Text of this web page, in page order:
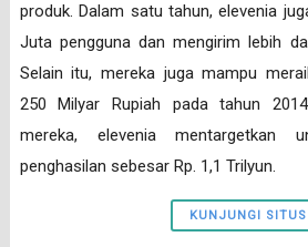
produk. Dalam satu tahun, elevenia
Juta pengguna dan mengirim lebih
Selain itu, mereka juga mampu
250 Milyar Rupiah pada tahun
mereka, elevenia mentargetkan
penghasilan sebesar Rp. 1,1 Trilyun.
KUNJUNGI SITUS